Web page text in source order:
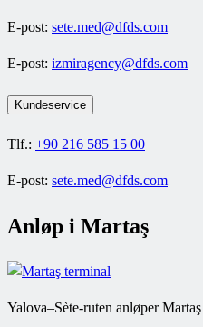
E-post: sete.med@dfds.com
E-post: izmiragency@dfds.com
Kundeservice
Tlf.: +90 216 585 15 00
E-post: sete.med@dfds.com
Anløp i Martaş
Yalova–Sète-ruten anløper